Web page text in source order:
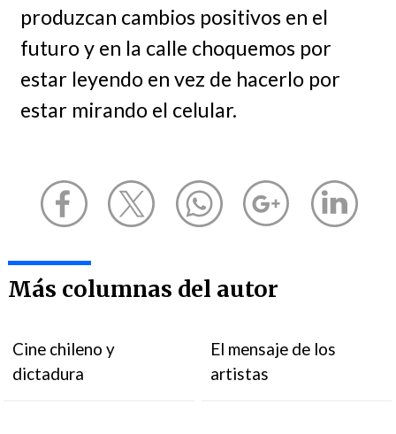
produzcan cambios positivos en el
futuro y en la calle choquemos por
estar leyendo en vez de hacerlo por
estar mirando el celular.
Más columnas del autor
Cine chileno y
dictadura
El mensaje de los
artistas